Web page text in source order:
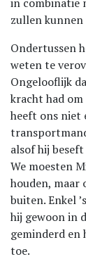
zullen kunnen
Ondertussen
weten te
Ongelooflijk
kracht had
heeft ons niet
alsof hij
We moesten
houden, maar
buiten. Enkel
hij gewoon in
geminderd en
toe.